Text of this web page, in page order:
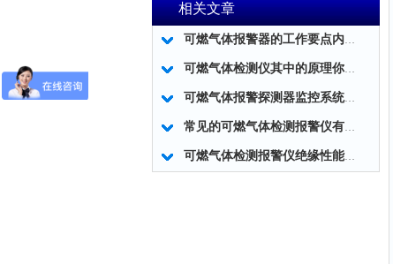
相关文章
可燃气体报警器的工作要点内容和优化工作
可燃气体检测仪其中的原理你真的知道吗?
可燃气体报警探测器监控系统的调试要求
常见的可燃气体检测报警仪有哪些类型？
可燃气体检测报警仪绝缘性能的主要因素